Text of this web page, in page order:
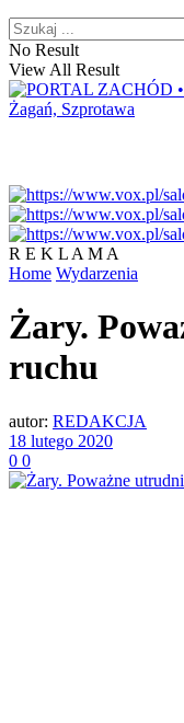
No Result
View All Result
R E K L A M A
Home Wydarzenia
Żary.
ruchu
autor: REDAKCJA
18 lutego 2020
0 0